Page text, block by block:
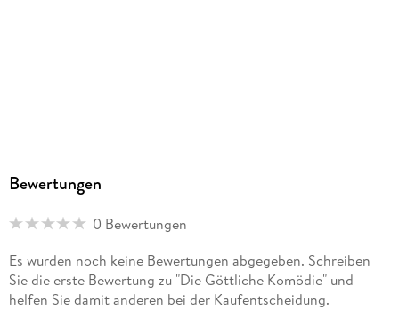
Bewertungen
0 Bewertungen
Es wurden noch keine Bewertungen abgegeben. Schreiben
Sie die erste Bewertung zu "Die Göttliche Komödie" und
helfen Sie damit anderen bei der Kaufentscheidung.